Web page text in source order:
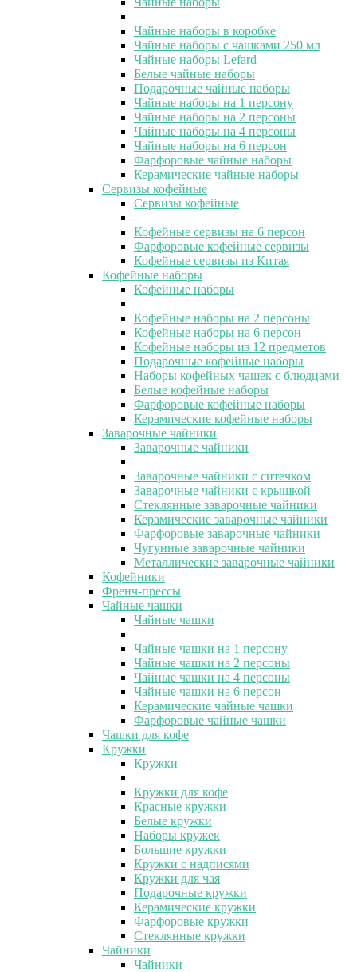
Чайные наборы в коробке
Чайные наборы с чашками 250 мл
Чайные наборы Lefard
Белые чайные наборы
Подарочные чайные наборы
Чайные наборы на 1 персону
Чайные наборы на 2 персоны
Чайные наборы на 4 персоны
Чайные наборы на 6 персон
Фарфоровые чайные наборы
Керамические чайные наборы
Сервизы кофейные
Сервизы кофейные
Кофейные сервизы на 6 персон
Фарфоровые кофейные сервизы
Кофейные сервизы из Китая
Кофейные наборы
Кофейные наборы
Кофейные наборы на 2 персоны
Кофейные наборы на 6 персон
Кофейные наборы из 12 предметов
Подарочные кофейные наборы
Наборы кофейных чашек с блюдцами
Белые кофейные наборы
Фарфоровые кофейные наборы
Керамические кофейные наборы
Заварочные чайники
Заварочные чайники
Заварочные чайники с ситечком
Заварочные чайники с крышкой
Стеклянные заварочные чайники
Керамические заварочные чайники
Фарфоровые заварочные чайники
Чугунные заварочные чайники
Металлические заварочные чайники
Кофейники
Френч-прессы
Чайные чашки
Чайные чашки
Чайные чашки на 1 персону
Чайные чашки на 2 персоны
Чайные чашки на 4 персоны
Чайные чашки на 6 персон
Керамические чайные чашки
Фарфоровые чайные чашки
Чашки для кофе
Кружки
Кружки
Кружки для кофе
Красные кружки
Белые кружки
Наборы кружек
Большие кружки
Кружки с надписями
Кружки для чая
Подарочные кружки
Керамические кружки
Фарфоровые кружки
Стеклянные кружки
Чайники
Чайники